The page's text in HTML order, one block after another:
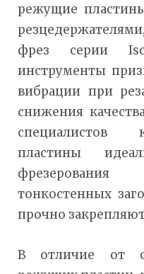
режущие
фрез серии
инструменты
вибрации при
снижения
специалистов
пластины
тонкостенных
прочно
В отличие от